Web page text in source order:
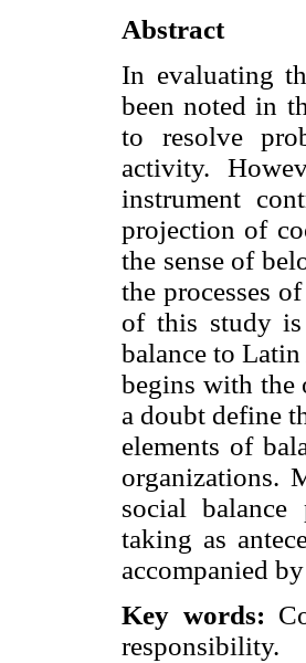
Abstract
In evaluating
been noted in
to resolve
activity.
instrument
projection of
the sense of
the processes
of this study is
balance to
begins with the
a doubt define
elements of
organizations.
social
taking as
accompanied
Key words:
responsibility.